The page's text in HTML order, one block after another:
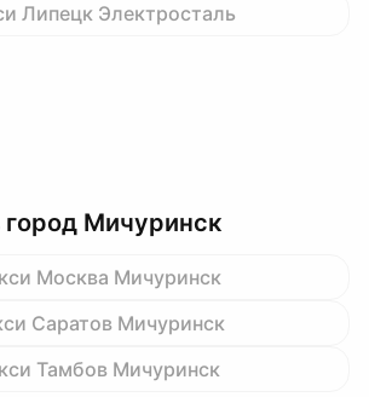
Липецк Электросталь
Мичуринск
Москва Мичуринск
Саратов Мичуринск
Тамбов Мичуринск